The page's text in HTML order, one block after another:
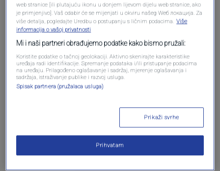
Oglas
web stranice [ili plutajuću ikonu u donjem lijevom dijelu web stranice, ako
je primjenjivo]. Vaš odabir će se mijenjati u okviru našeg Wеб локација. Za
više detalja, pogledajte Uredbu o postupanju s ličnim podacima. Više
informacija o vašoj privatnosti
Mi i naši partneri obrađujemo podatke kako bismo pružali:
Koristite podatke o tačnoj geolokaciji. Aktivno skenirajte karakteristike
uređaja radi identifikacije. Spremanje podataka i/ili pristupanje podacima
na uređaju. Prilagođeno oglašavanje i sadržaj, mjerenje oglašavanja i
sadržaja, istraživanje publike i razvoj usluga.
Spisak partnera (pružalaca usluga)
Prikaži svrhe
Prihvatam